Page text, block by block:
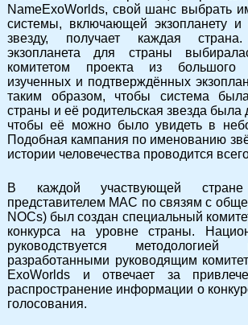
NameExoWorlds, свой шанс выбрать
системы, включающей экзопланету и
звезду, получает каждая
экзопланета для страны
комитетом проекта из большого
изученных и подтверждённых
таким образом, чтобы система
страны и её родительская звезда была
чтобы её можно было увидеть в
Подобная кампания по именованию
истории человечества проводится
В каждой участвующей стране
представителем МАС по связям с
NOCs) был создан специальный
конкурса на уровне страны.
руководствуется
разработанными руководящим
ExoWorlds и отвечает за
распространение информации о
голосования.